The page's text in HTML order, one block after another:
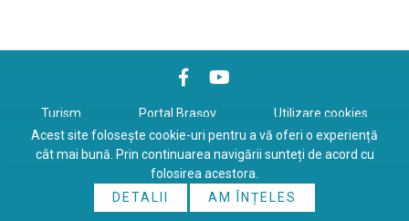
Turism Portal Braşov Utilizare cookies
Politică de confidenţialitate
Copyrights © 2026 All Rights Reserved. Powered by
Online
Acest site folosește cookie-uri pentru a vă oferi o experiență
cât mai bună. Prin continuarea navigării sunteți de acord cu
folosirea acestora.
DETALII
AM ÎNȚELES